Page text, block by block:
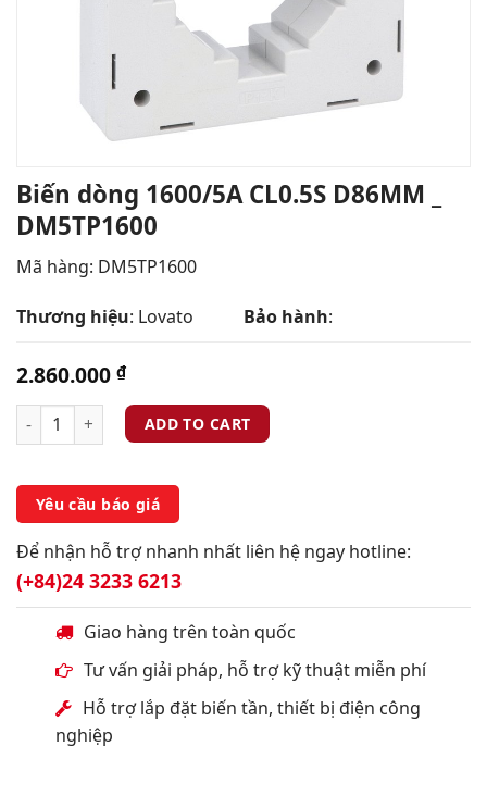
Biến dòng 1600/5A CL0.5S D86MM _
DM5TP1600
Mã hàng: DM5TP1600
Thương hiệu: Lovato Bảo hành:
2.860.000 ₫
ADD TO CART
Yêu cầu báo giá
Để nhận hỗ trợ nhanh nhất liên hệ ngay hotline:
(+84)24 3233 6213
Giao hàng trên toàn quốc
Tư vấn giải pháp, hỗ trợ kỹ thuật miễn phí
Hỗ trợ lắp đặt biến tần, thiết bị điện công
nghiệp